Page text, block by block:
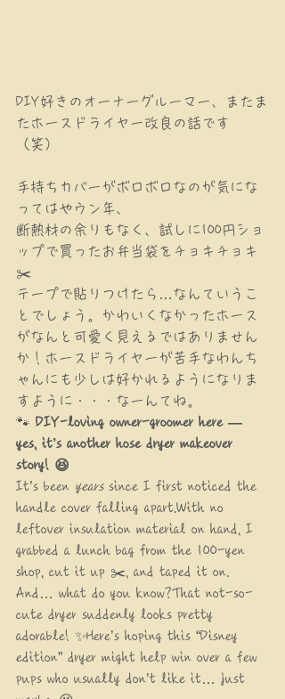
DIY好きのオーナーグルーマー、またま
たホースドライヤー改良の話です
（笑）
手持ちカバーがボロボロなのが気にな
ってはやウン年、
断熱材の余りもなく、試しに100円ショ
ップで買ったお弁当袋をチョキチョキ
✂️
テープで貼りつけたら…なんていうこ
とでしょう。かわいくなかったホース
がなんと可愛く見えるではありません
か！ホースドライヤーが苦手なわんち
ゃんにも少しは好かれるようになりま
すように・・・なーんてね。
🐾 DIY-loving owner-groomer here —
yes, it’s another hose dryer makeover
story! 😆
It’s been years since I first noticed the
handle cover falling apart.With no
leftover insulation material on hand, I
grabbed a lunch bag from the 100-yen
shop, cut it up ✂️, and taped it on.
And… what do you know?That not-so-
cute dryer suddenly looks pretty
adorable! ✨Here’s hoping this “Disney
edition” dryer might help win over a few
pups who usually don’t like it… just